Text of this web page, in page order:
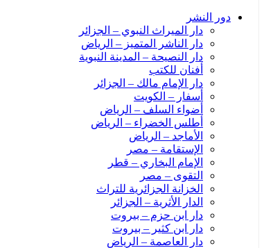
دور النشر
دار الميراث النبوي – الجزائر
دار الناشر المتميز – الرياض
دار النصيحة – المدينة النبوية
أفنان للكتب
دار الإمام مالك – الجزائر
أسفار – الكويت
أضواء السلف – الرياض
أطلس الخضراء – الرياض
الأماجد – الرياض
الإستقامة – مصر
الإمام البخاري – قطر
التقوى – مصر
الخزانة الجزائرية للتراث
الدار الأثرية – الجزائر
دار ابن حزم – بيروت
دار ابن كثير – بيروت
دار العاصمة – الرياض